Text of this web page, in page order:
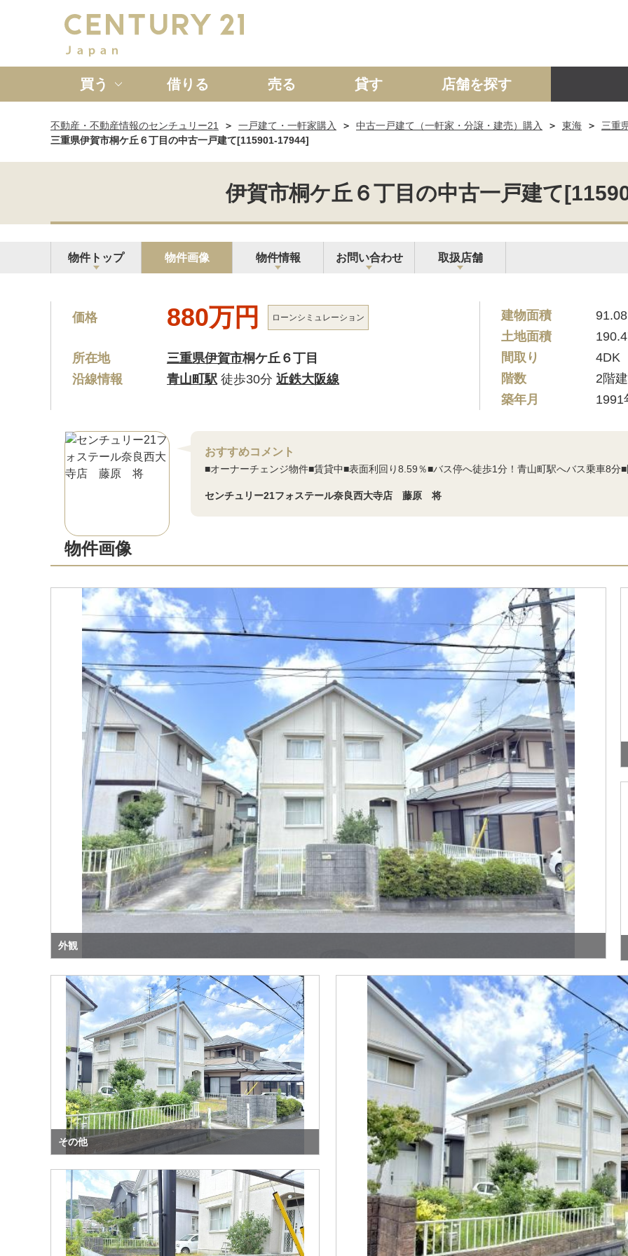
買う
新築一戸建て 中古一戸建て マンション 土地 事業投資用
借りる 売る 貸す 店舗を探す
不動産・不動産情報のセンチュリー21 一戸建て・一軒家購入 中古一戸建て（一軒家・分譲・建売）購入 東海
三重
三重県伊賀市桐ケ丘６丁目の中古一戸建て[115901-17944]
伊賀市桐ケ丘６丁目の中古一戸建て
物件トップ 物件画像 物件情報 お問い合わせ 取扱店舗
価格 880万円 ローンシミュレーション
所在地 三重県伊賀市桐ケ丘６丁目
沿線情報
青山町駅 徒歩30分 近鉄大阪線
建物面積
土地面積
間取り
4DK
階数
2階
築年月
1991
おすすめコメント
■オーナーチェンジ物件■賃貸中■表面利回り8.59％■バス停へ徒歩1分！青山町駅へバス乗車8分
センチュリー21フォステール奈良西大寺店 藤原 将
物件画像
外観
その他